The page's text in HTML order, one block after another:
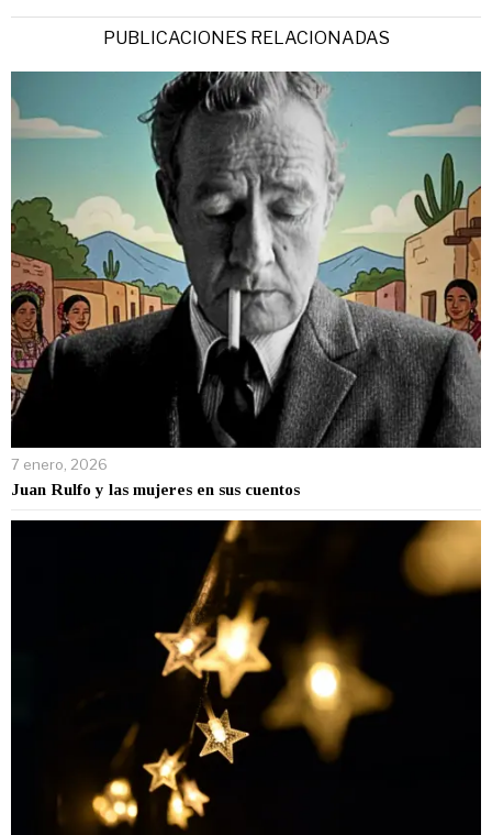
PUBLICACIONES RELACIONADAS
7 enero, 2026
Juan Rulfo y las mujeres en sus cuentos